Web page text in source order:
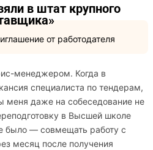
в штат крупного
от работодателя
менеджером. Когда в
специалиста по тендерам,
меня даже на собеседование не
в Высшей школе
было — совмещать работу с
месяц после получения